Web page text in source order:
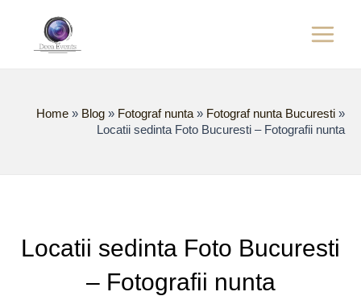
Menu
Home » Blog » Fotograf nunta » Fotograf nunta Bucuresti »
Locatii sedinta Foto Bucuresti – Fotografii nunta
Locatii sedinta Foto Bucuresti
– Fotografii nunta